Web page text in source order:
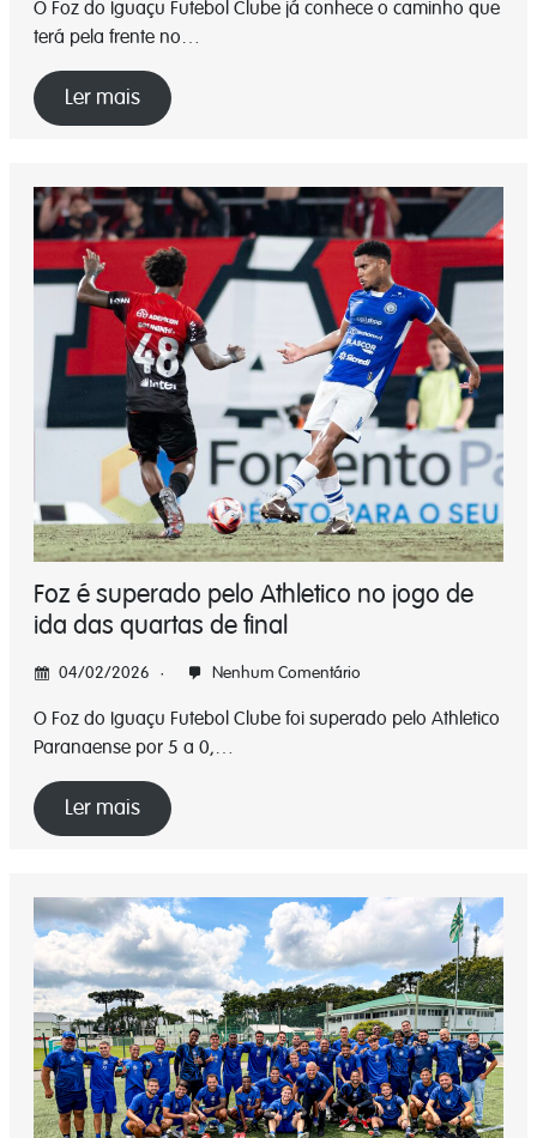
O Foz do Iguaçu Futebol Clube já conhece o caminho que
terá pela frente no…
Ler mais
Foz é superado pelo Athletico no jogo de
ida das quartas de final
04/02/2026 Nenhum Comentário
O Foz do Iguaçu Futebol Clube foi superado pelo Athletico
Paranaense por 5 a 0,…
Ler mais